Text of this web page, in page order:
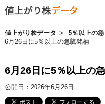
値上がり株データ
5％以上の
6月26日に5％以上の急騰銘柄
6月26日に5％以上の
公開日： 2026年6月26日